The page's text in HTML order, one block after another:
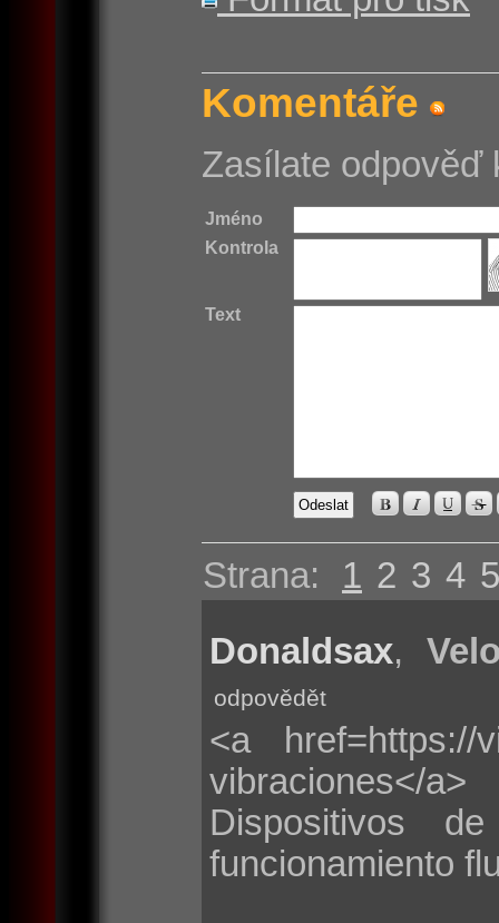
Komentáře
Zasílate odpověď
Jméno
Kontrola
Text
Strana: 1 2 3 4 5
Donaldsax,
odpovědět
<a href=https://
vibraciones</a>
Dispositivos
funcionamiento